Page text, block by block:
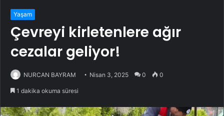
Yaşam
Çevreyi kirletenlere ağır
cezalar geliyor!
NURCAN BAYRAM Nisan 3, 2025 0 0
1 dakika okuma süresi